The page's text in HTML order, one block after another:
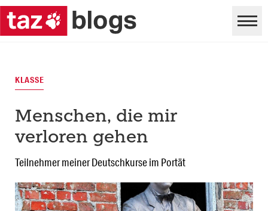
KLASSE
Menschen, die mir
verloren gehen
Teilnehmer meiner Deutschkurse im Portät